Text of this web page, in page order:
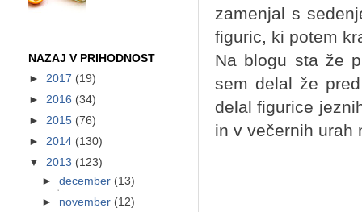
zamenjal s
figuric, ki potem
Na blogu sta že
sem delal že
delal figurice
in v večernih urah
NAZAJ V PRIHODNOST
► 2017 (19)
► 2016 (34)
► 2015 (76)
► 2014 (130)
▼ 2013 (123)
►december (13)
► november (12)